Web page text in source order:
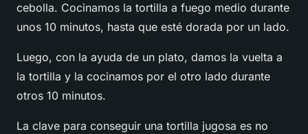
cebolla. Cocinamos la tortilla a fuego medio durante
unos 10 minutos, hasta que esté dorada por un lado.
Luego, con la ayuda de un plato, damos la vuelta a
la tortilla y la cocinamos por el otro lado durante
otros 10 minutos.
La clave para conseguir una tortilla jugosa es no